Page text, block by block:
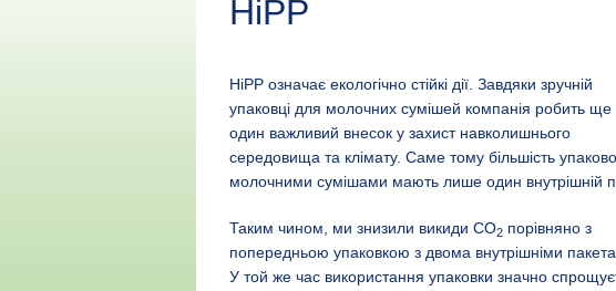
HiPP
HiPP означає екологічно стійкі дії. Завдяки зручній
упаковці для молочних сумішей компанія робить ще
один важливий внесок у захист навколишнього
середовища та клімату. Саме тому більшість
молочними сумішами мають лише один внутрішній
Таким чином, ми знизили викиди CO2 порівняно з
попередньою упаковкою з двома внутрішніми
У той же час використання упаковки значно